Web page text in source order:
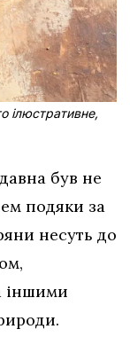
ілюстративне,
був не
подяки за
несуть до
іншими